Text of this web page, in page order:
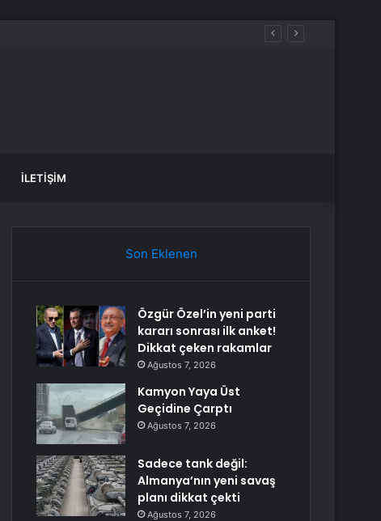
İLETIŞIM
Son Eklenen
Özgür Özel’in yeni parti
kararı sonrası ilk anket!
Dikkat çeken rakamlar
Ağustos 7, 2026
Kamyon Yaya Üst
Geçidine Çarptı
Ağustos 7, 2026
Sadece tank değil:
Almanya’nın yeni savaş
planı dikkat çekti
Ağustos 7, 2026